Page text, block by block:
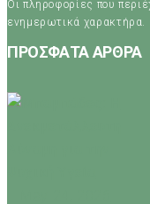
Οι πληροφορίες που
ενημερωτικά χαρακτήρα.
ΠΡΟΣΦΑΤΑ ΑΡΘΡΑ